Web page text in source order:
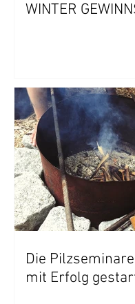
WINTER
Die
mit Erfolg